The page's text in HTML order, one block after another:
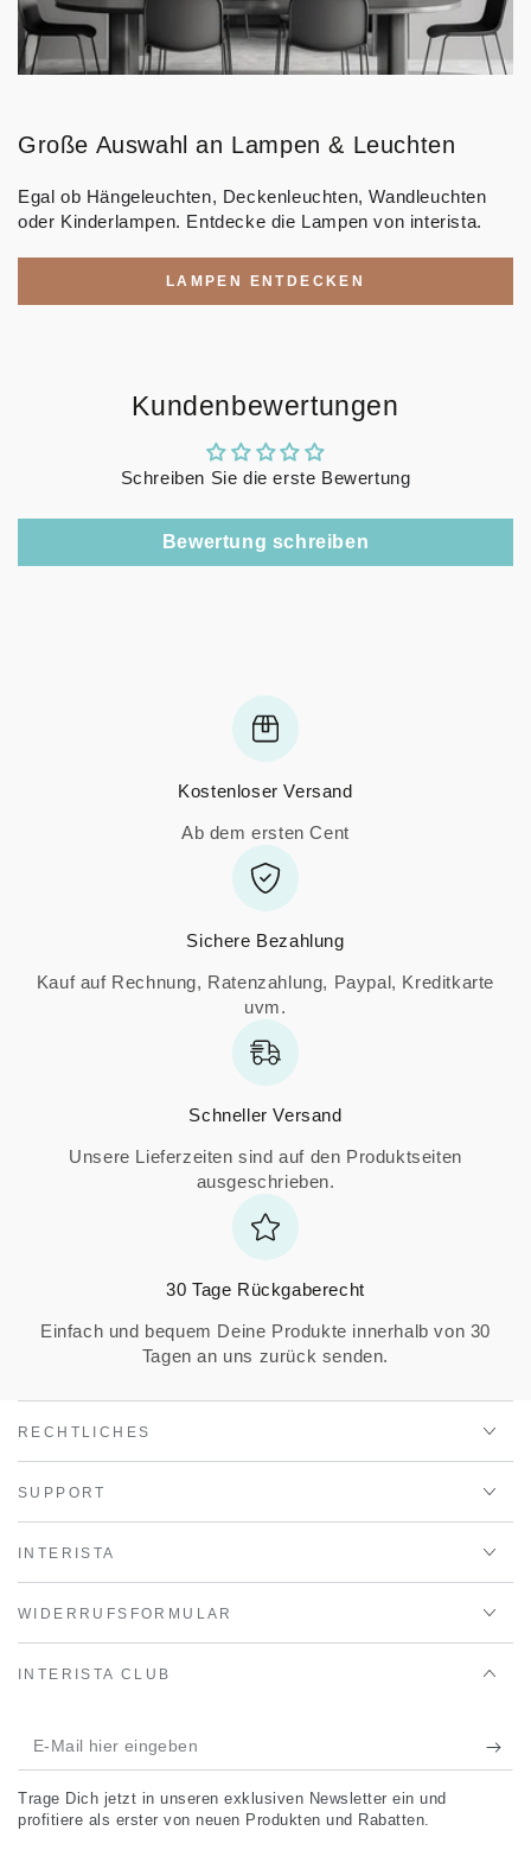
Große Auswahl an Lampen & Leuchten
Egal ob Hängeleuchten, Deckenleuchten, Wandleuchten
oder Kinderlampen. Entdecke die Lampen von interista.
LAMPEN ENTDECKEN
Kundenbewertungen
Schreiben Sie die erste Bewertung
Bewertung schreiben
Kostenloser Versand
Ab dem ersten Cent
Sichere Bezahlung
Kauf auf Rechnung, Ratenzahlung, Paypal, Kreditkarte
uvm.
Schneller Versand
Unsere Lieferzeiten sind auf den Produktseiten
ausgeschrieben.
30 Tage Rückgaberecht
Einfach und bequem Deine Produkte innerhalb von 30
Tagen an uns zurück senden.
RECHTLICHES
SUPPORT
INTERISTA
WIDERRUFSFORMULAR
INTERISTA CLUB
E-
Mail
hier
Trage Dich jetzt in unseren exklusiven Newsletter ein und
profitiere als erster von neuen Produkten und Rabatten.